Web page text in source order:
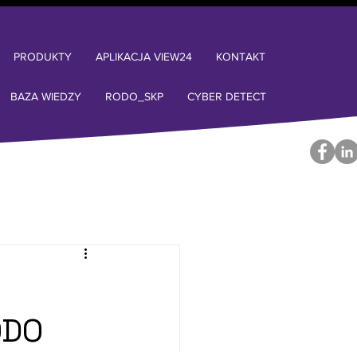
PRODUKTY APLIKACJA VIEW24 KONTAKT
BAZA WIEDZY RODO_SKP CYBER DETECT